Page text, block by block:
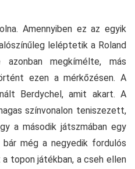
Amennyiben ez az egyik
leléptetik a Roland
megkímélte, más
ezen a mérkőzésen. A
Berdychel, amit akart. A
színvonalon teniszezett,
a második játszmában egy
még a negyedik fordulós
topon játékban, a cseh ellen